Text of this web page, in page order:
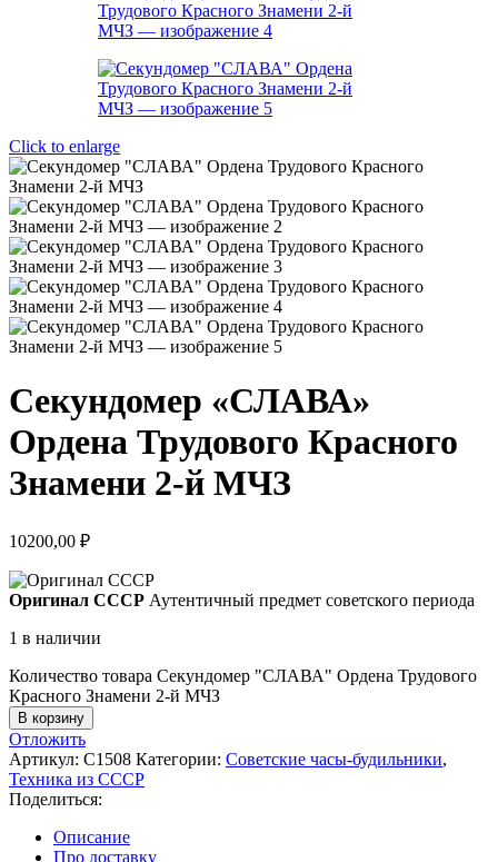
Click to enlarge
Секундомер «СЛАВА»
Ордена Трудового Красного
Знамени 2-й МЧЗ
10200,00 ₽
Оригинал СССР Аутентичный предмет советского периода
1 в наличии
Количество товара Секундомер "СЛАВА" Ордена Трудового
Красного Знамени 2-й МЧЗ
В корзину
Отложить
Артикул: С1508 Категории: Советские часы-будильники,
Техника из СССР
Поделиться:
Описание
Про доставку